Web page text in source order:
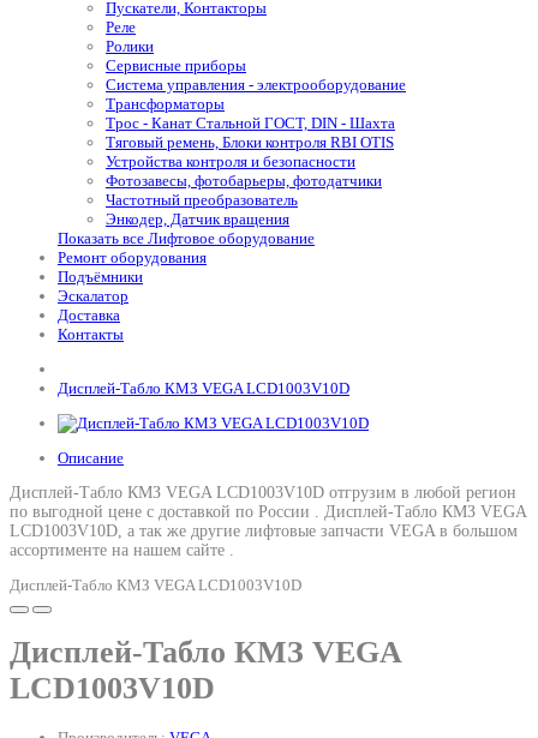
Пускатели, Контакторы
Реле
Ролики
Сервисные приборы
Система управления - электрооборудование
Трансформаторы
Трос - Канат Стальной ГОСТ, DIN - Шахта
Тяговый ремень, Блоки контроля RBI OTIS
Устройства контроля и безопасности
Фотозавесы, фотобарьеры, фотодатчики
Частотный преобразователь
Энкодер, Датчик вращения
Показать все Лифтовое оборудование
Ремонт оборудования
Подъёмники
Эскалатор
Доставка
Контакты
Дисплей-Табло КМЗ VEGA LCD1003V10D
Описание
Дисплей-Табло КМЗ VEGA LCD1003V10D отгрузим в любой регион
по выгодной цене с доставкой по России . Дисплей-Табло КМЗ VEGA
LCD1003V10D, а так же другие лифтовые запчасти VEGA в большом
ассортименте на нашем сайте .
Дисплей-Табло КМЗ VEGA LCD1003V10D
Дисплей-Табло КМЗ VEGA
LCD1003V10D